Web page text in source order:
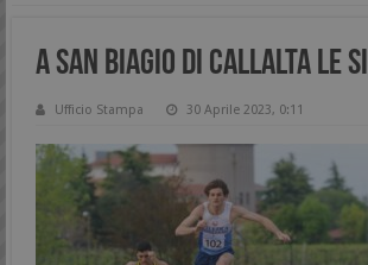
A SAN BIAGIO DI CALLALTA LE
Ufficio Stampa 30 Aprile 2023, 0:11